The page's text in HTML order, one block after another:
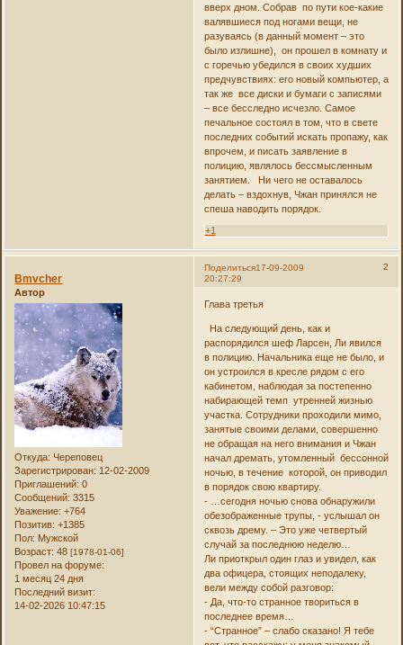
вверх дном. Собрав по пути кое-какие
валявшиеся под ногами вещи, не
разуваясь (в данный момент – это
было излишне), он прошел в комнату и
с горечью убедился в своих худших
предчувствиях: его новый компьютер, а
так же все диски и бумаги с записями
– все бесследно исчезло. Самое
печальное состоял в том, что в свете
последних событий искать пропажу, как
впрочем, и писать заявление в
полицию, являлось бессмысленным
занятием. Ни чего не оставалось
делать – вздохнув, Чжан принялся не
спеша наводить порядок.
+1
Поделиться 2
17-09-2009
20:27:29
Bmvcher
Автор
Откуда: Череповец
Зарегистрирован: 12-02-2009
Приглашений: 0
Сообщений: 3315
Уважение: +764
Позитив: +1385
Пол: Мужской
Возраст: 48[1978-01-06]
Провел на форуме:
1 месяц 24 дня
Последний визит:
14-02-2026 10:47:15
Глава третья
На следующий день, как и
распорядился шеф Ларсен, Ли явился
в полицию. Начальника еще не было, и
он устроился в кресле рядом с его
кабинетом, наблюдая за постепенно
набирающей темп утренней жизнью
участка. Сотрудники проходили мимо,
занятые своими делами, совершенно
не обращая на него внимания и Чжан
начал дремать, утомленный бессонной
ночью, в течение которой, он приводил
в порядок свою квартиру.
- …сегодня ночью снова обнаружили
обезображенные трупы, - услышал он
сквозь дрему. – Это уже четвертый
случай за последнюю неделю…
Ли приоткрыл один глаз и увидел, как
два офицера, стоящих неподалеку,
вели между собой разговор:
- Да, что-то странное твориться в
последнее время…
- “Странное” – слабо сказано! Я тебе